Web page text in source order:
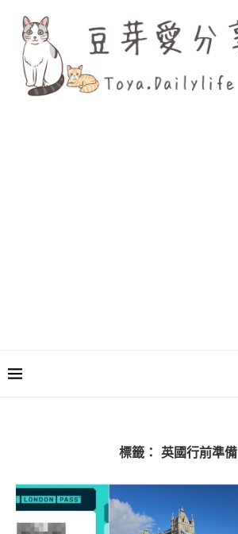
標籤： 英國行前準備